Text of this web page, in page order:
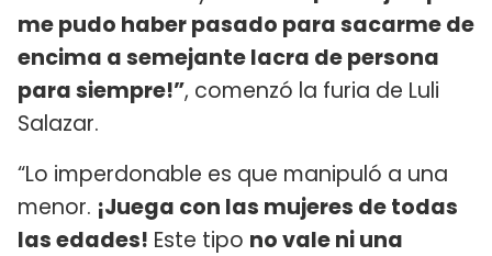
me pudo haber pasado para sacarme de
encima a semejante lacra de persona
para siempre!”, comenzó la furia de Luli
Salazar.
“Lo imperdonable es que manipuló a una
menor. ¡Juega con las mujeres de todas
las edades! Este tipo no vale ni una